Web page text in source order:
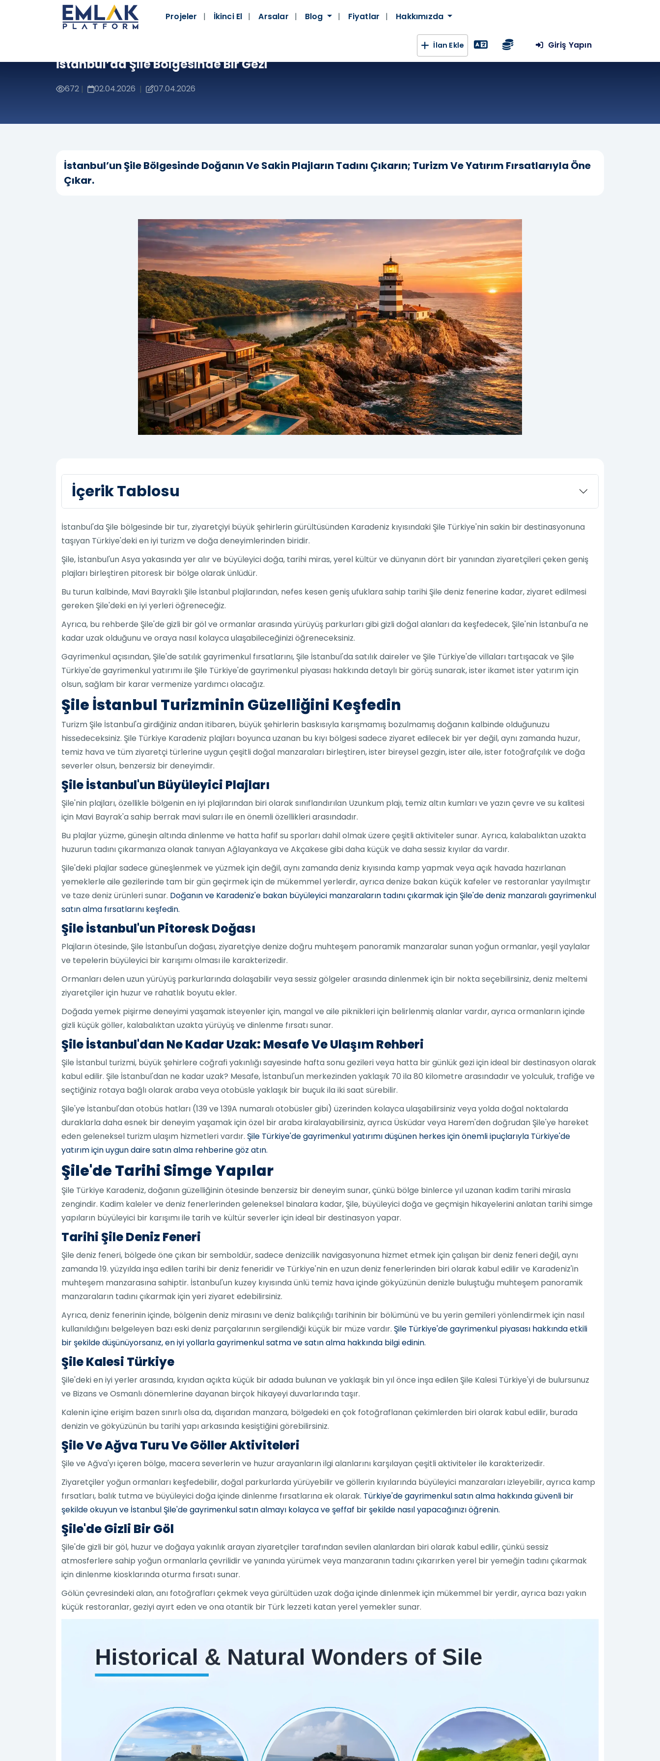
Projeler İkinci El Arsalar Blog Fiyatlar Hakkımızda
İlan Ekle Giriş Yapın
İstanbul’da Şile Bölgesinde Bir Gezi
672 | 02.04.2026 | 07.04.2026
İstanbul’un Şile Bölgesinde Doğanın Ve Sakin Plajların Tadını Çıkarın; Turizm Ve Yatırım Fırsatlarıyla Öne
Çıkar.
İçerik Tablosu
İstanbul'da Şile bölgesinde bir tur, ziyaretçiyi büyük şehirlerin gürültüsünden Karadeniz kıyısındaki Şile Türkiye'nin sakin bir destinasyonuna
taşıyan Türkiye'deki en iyi turizm ve doğa deneyimlerinden biridir.
Şile, İstanbul'un Asya yakasında yer alır ve büyüleyici doğa, tarihi miras, yerel kültür ve dünyanın dört bir yanından ziyaretçileri çeken geniş
plajları birleştiren pitoresk bir bölge olarak ünlüdür.
Bu turun kalbinde, Mavi Bayraklı Şile İstanbul plajlarından, nefes kesen geniş ufuklara sahip tarihi Şile deniz fenerine kadar, ziyaret edilmesi
gereken Şile'deki en iyi yerleri öğreneceğiz.
Ayrıca, bu rehberde Şile'de gizli bir göl ve ormanlar arasında yürüyüş parkurları gibi gizli doğal alanları da keşfedecek, Şile'nin İstanbul'a ne
kadar uzak olduğunu ve oraya nasıl kolayca ulaşabileceğinizi öğreneceksiniz.
Gayrimenkul açısından, Şile'de satılık gayrimenkul fırsatlarını, Şile İstanbul'da satılık daireler ve Şile Türkiye'de villaları tartışacak ve Şile
Türkiye'de gayrimenkul yatırımı ile Şile Türkiye'de gayrimenkul piyasası hakkında detaylı bir görüş sunarak, ister ikamet ister yatırım için
olsun, sağlam bir karar vermenize yardımcı olacağız.
Şile İstanbul Turizminin Güzelliğini Keşfedin
Turizm Şile İstanbul'a girdiğiniz andan itibaren, büyük şehirlerin baskısıyla karışmamış bozulmamış doğanın kalbinde olduğunuzu
hissedeceksiniz. Şile Türkiye Karadeniz plajları boyunca uzanan bu kıyı bölgesi sadece ziyaret edilecek bir yer değil, aynı zamanda huzur,
temiz hava ve tüm ziyaretçi türlerine uygun çeşitli doğal manzaraları birleştiren, ister bireysel gezgin, ister aile, ister fotoğrafçılık ve doğa
severler olsun, benzersiz bir deneyimdir.
Şile İstanbul'un Büyüleyici Plajları
Şile'nin plajları, özellikle bölgenin en iyi plajlarından biri olarak sınıflandırılan Uzunkum plajı, temiz altın kumları ve yazın çevre ve su kalitesi
için Mavi Bayrak'a sahip berrak mavi suları ile en önemli özellikleri arasındadır.
Bu plajlar yüzme, güneşin altında dinlenme ve hatta hafif su sporları dahil olmak üzere çeşitli aktiviteler sunar. Ayrıca, kalabalıktan uzakta
huzurun tadını çıkarmanıza olanak tanıyan Ağlayankaya ve Akçakese gibi daha küçük ve daha sessiz kıyılar da vardır.
Şile'deki plajlar sadece güneşlenmek ve yüzmek için değil, aynı zamanda deniz kıyısında kamp yapmak veya açık havada hazırlanan
yemeklerle aile gezilerinde tam bir gün geçirmek için de mükemmel yerlerdir, ayrıca denize bakan küçük kafeler ve restoranlar yayılmıştır
ve taze deniz ürünleri sunar. Doğanın ve Karadeniz'e bakan büyüleyici manzaraların tadını çıkarmak için Şile'de deniz manzaralı gayrimenkul
satın alma fırsatlarını keşfedin.
Şile İstanbul'un Pitoresk Doğası
Plajların ötesinde, Şile İstanbul'un doğası, ziyaretçiye denize doğru muhteşem panoramik manzaralar sunan yoğun ormanlar, yeşil yaylalar
ve tepelerin büyüleyici bir karışımı olması ile karakterizedir.
Ormanları delen uzun yürüyüş parkurlarında dolaşabilir veya sessiz gölgeler arasında dinlenmek için bir nokta seçebilirsiniz, deniz meltemi
ziyaretçiler için huzur ve rahatlık boyutu ekler.
Doğada yemek pişirme deneyimi yaşamak isteyenler için, mangal ve aile piknikleri için belirlenmiş alanlar vardır, ayrıca ormanların içinde
gizli küçük göller, kalabalıktan uzakta yürüyüş ve dinlenme fırsatı sunar.
Şile İstanbul'dan Ne Kadar Uzak: Mesafe Ve Ulaşım Rehberi
Şile İstanbul turizmi, büyük şehirlere coğrafi yakınlığı sayesinde hafta sonu gezileri veya hatta bir günlük gezi için ideal bir destinasyon olarak
kabul edilir. Şile İstanbul'dan ne kadar uzak? Mesafe, İstanbul'un merkezinden yaklaşık 70 ila 80 kilometre arasındadır ve yolculuk, trafiğe ve
seçtiğiniz rotaya bağlı olarak araba veya otobüsle yaklaşık bir buçuk ila iki saat sürebilir.
Şile'ye İstanbul'dan otobüs hatları (139 ve 139A numaralı otobüsler gibi) üzerinden kolayca ulaşabilirsiniz veya yolda doğal noktalarda
duraklarla daha esnek bir deneyim yaşamak için özel bir araba kiralayabilirsiniz, ayrıca Üsküdar veya Harem'den doğrudan Şile'ye hareket
eden geleneksel turizm ulaşım hizmetleri vardır. Şile Türkiye'de gayrimenkul yatırımı düşünen herkes için önemli ipuçlarıyla Türkiye'de
yatırım için uygun daire satın alma rehberine göz atın.
Şile'de Tarihi Simge Yapılar
Şile Türkiye Karadeniz, doğanın güzelliğinin ötesinde benzersiz bir deneyim sunar, çünkü bölge binlerce yıl uzanan kadim tarihi mirasla
zengindir. Kadim kaleler ve deniz fenerlerinden geleneksel binalara kadar, Şile, büyüleyici doğa ve geçmişin hikayelerini anlatan tarihi simge
yapıların büyüleyici bir karışımı ile tarih ve kültür severler için ideal bir destinasyon yapar.
Tarihi Şile Deniz Feneri
Şile deniz feneri, bölgede öne çıkan bir semboldür, sadece denizcilik navigasyonuna hizmet etmek için çalışan bir deniz feneri değil, aynı
zamanda 19. yüzyılda inşa edilen tarihi bir deniz feneridir ve Türkiye'nin en uzun deniz fenerlerinden biri olarak kabul edilir ve Karadeniz'in
muhteşem manzarasına sahiptir. İstanbul'un kuzey kıyısında ünlü temiz hava içinde gökyüzünün denizle buluştuğu muhteşem panoramik
manzaraların tadını çıkarmak için yeri ziyaret edebilirsiniz.
Ayrıca, deniz fenerinin içinde, bölgenin deniz mirasını ve deniz balıkçılığı tarihinin bir bölümünü ve bu yerin gemileri yönlendirmek için nasıl
kullanıldığını belgeleyen bazı eski deniz parçalarının sergilendiği küçük bir müze vardır. Şile Türkiye'de gayrimenkul piyasası hakkında etkili
bir şekilde düşünüyorsanız, en iyi yollarla gayrimenkul satma ve satın alma hakkında bilgi edinin.
Şile Kalesi Türkiye
Şile'deki en iyi yerler arasında, kıyıdan açıkta küçük bir adada bulunan ve yaklaşık bin yıl önce inşa edilen Şile Kalesi Türkiye'yi de bulursunuz
ve Bizans ve Osmanlı dönemlerine dayanan birçok hikayeyi duvarlarında taşır.
Kalenin içine erişim bazen sınırlı olsa da, dışarıdan manzara, bölgedeki en çok fotoğraflanan çekimlerden biri olarak kabul edilir, burada
denizin ve gökyüzünün bu tarihi yapı arkasında kesiştiğini görebilirsiniz.
Şile Ve Ağva Turu Ve Göller Aktiviteleri
Şile ve Ağva'yı içeren bölge, macera severlerin ve huzur arayanların ilgi alanlarını karşılayan çeşitli aktiviteler ile karakterizedir.
Ziyaretçiler yoğun ormanları keşfedebilir, doğal parkurlarda yürüyebilir ve göllerin kıyılarında büyüleyici manzaraları izleyebilir, ayrıca kamp
fırsatları, balık tutma ve büyüleyici doğa içinde dinlenme fırsatlarına ek olarak. Türkiye'de gayrimenkul satın alma hakkında güvenli bir
şekilde okuyun ve İstanbul Şile'de gayrimenkul satın almayı kolayca ve şeffaf bir şekilde nasıl yapacağınızı öğrenin.
Şile'de Gizli Bir Göl
Şile'de gizli bir göl, huzur ve doğaya yakınlık arayan ziyaretçiler tarafından sevilen alanlardan biri olarak kabul edilir, çünkü sessiz
atmosferlere sahip yoğun ormanlarla çevrilidir ve yanında yürümek veya manzaranın tadını çıkarırken yerel bir yemeğin tadını çıkarmak
için dinlenme kiosklarında oturma fırsatı sunar.
Gölün çevresindeki alan, anı fotoğrafları çekmek veya gürültüden uzak doğa içinde dinlenmek için mükemmel bir yerdir, ayrıca bazı yakın
küçük restoranlar, geziyi ayırt eden ve ona otantik bir Türk lezzeti katan yerel yemekler sunar.